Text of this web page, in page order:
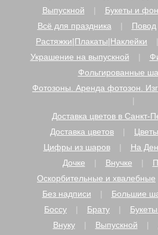
Выпускной
Букеты и
Всё для праздника
Повод
Растяжки|Плакаты|Наклейки
Украшение на выпускной
Фольгированные
Фотозоны. Аренда фотозон.
Доставка цветов в Санкт-
Доставка цветов
Цифры из шаров
На
Дочке
Внучке
Оскорбительные и хвалебные
Без надписи
Большие
Боссу
Брату
Внуку
Выпускной